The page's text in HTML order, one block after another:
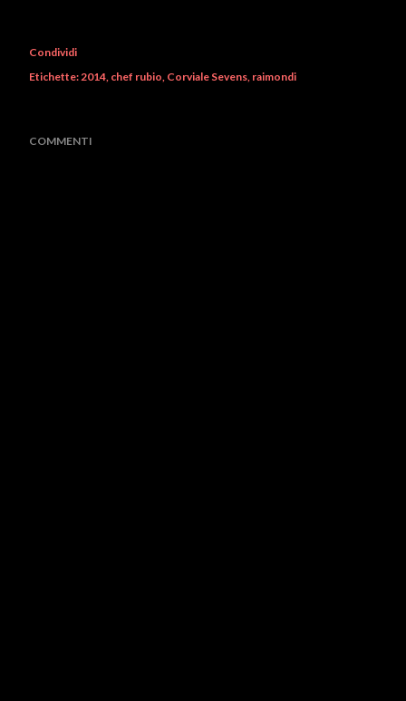
Condividi
Etichette: 2014 chef rubio Corviale Sevens raimondi
COMMENTI